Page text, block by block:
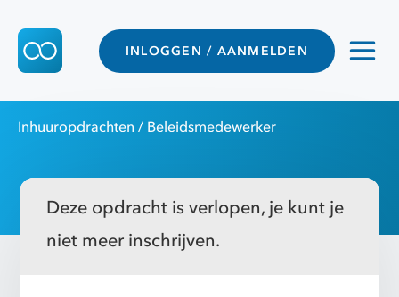
INLOGGEN / AANMELDEN
Inhuuropdrachten / Beleidsmedewerker
Deze opdracht is verlopen, je kunt je
niet meer inschrijven.